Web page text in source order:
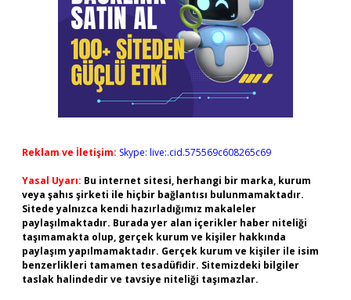
Reklam ve İletişim: Skype: live:.cid.575569c608265c69
Yasal Uyarı: Bu internet sitesi, herhangi bir marka, kurum
veya şahıs şirketi ile hiçbir bağlantısı bulunmamaktadır.
Sitede yalnızca kendi hazırladığımız makaleler
paylaşılmaktadır. Burada yer alan içerikler haber niteliği
taşımamakta olup, gerçek kurum ve kişiler hakkında
paylaşım yapılmamaktadır. Gerçek kurum ve kişiler ile isim
benzerlikleri tamamen tesadüfidir. Sitemizdeki bilgiler
taslak halindedir ve tavsiye niteliği taşımazlar.